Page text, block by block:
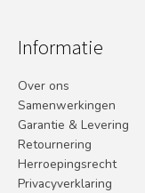
Informatie
Over ons
Samenwerkingen
Garantie & Levering
Retournering
Herroepingsrecht
Privacyverklaring